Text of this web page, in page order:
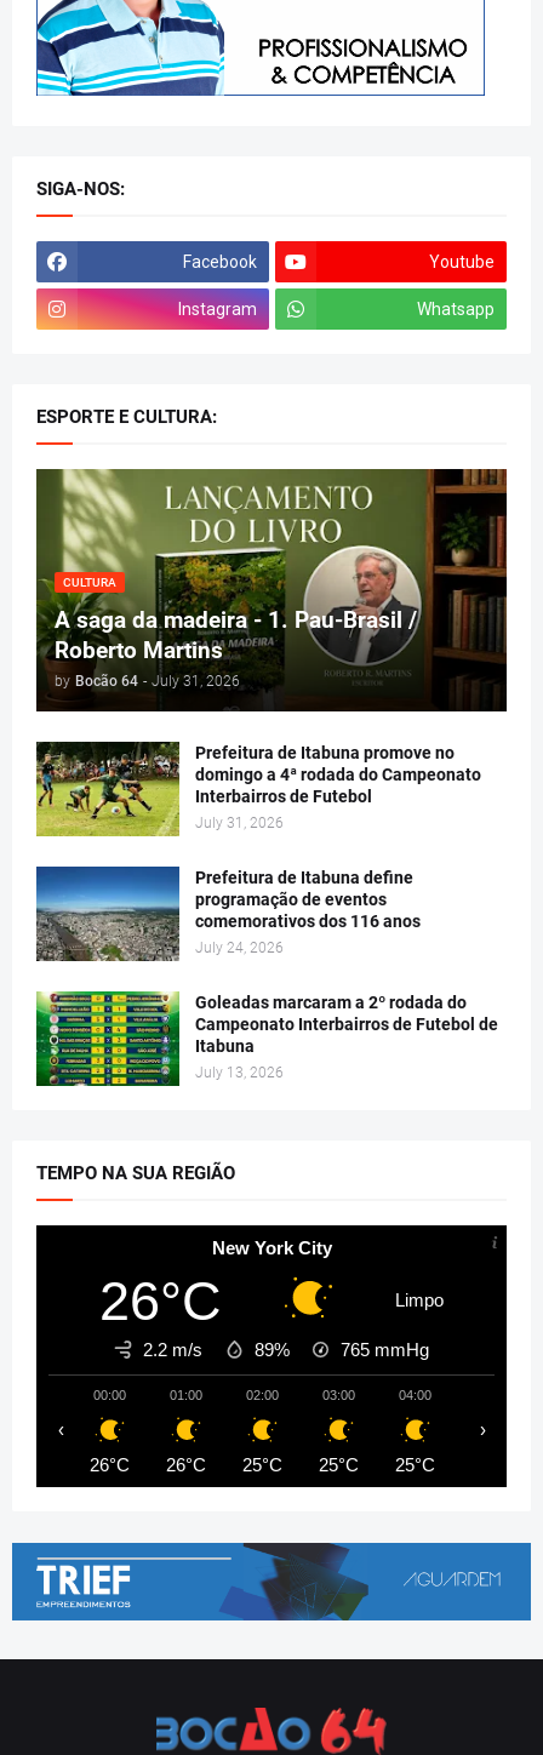
SIGA-NOS:
Facebook Youtube
Instagram Whatsapp
ESPORTE E CULTURA:
CULTURA
A saga da madeira - 1. Pau-Brasil /
Roberto Martins
by Bocão 64 - July 31, 2026
Prefeitura de Itabuna promove no
domingo a 4ª rodada do Campeonato
Interbairros de Futebol
July 31, 2026
Prefeitura de Itabuna define
programação de eventos
comemorativos dos 116 anos
July 24, 2026
Goleadas marcaram a 2º rodada do
Campeonato Interbairros de Futebol de
Itabuna
July 13, 2026
TEMPO NA SUA REGIÃO
New York City
26°C Limpo
2.2 m/s 89% 765 mmHg
00:00
26°C
01:00
26°C
02:00
25°C
03:00
25°C
04:00
25°C
‹ ›